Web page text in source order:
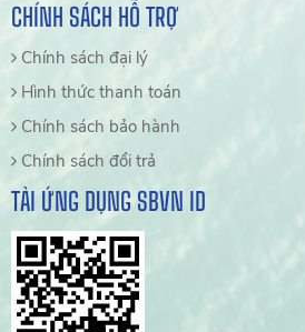
CHÍNH SÁCH HỖ TRỢ
Chính sách đại lý
Hình thức thanh toán
Chính sách bảo hành
Chính sách đổi trả
TẢI ỨNG DỤNG SBVN ID